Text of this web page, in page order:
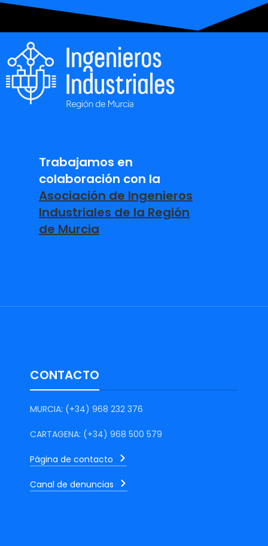
Trabajamos en
colaboración con la
Asociación de Ingenieros
Industriales de la Región
de Murcia
CONTACTO
MURCIA: (+34) 968 232 376
CARTAGENA: (+34) 968 500 579
Página de contacto
Canal de denuncias